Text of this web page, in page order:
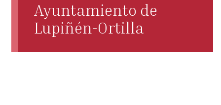
Ayuntamiento de
Lupiñén-Ortilla